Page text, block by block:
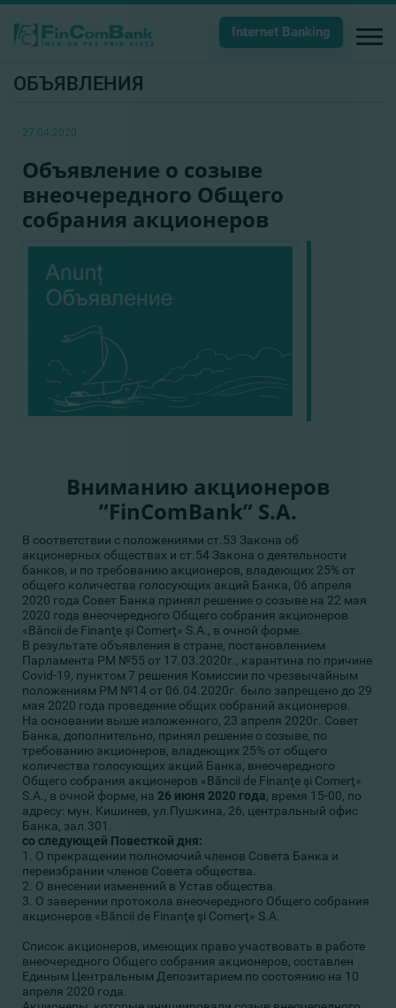
Internet Banking
ОБЪЯВЛЕНИЯ
27.04.2020
Объявление о созыве
внеочередного Общего
собрания акционеров
Вниманию акционеров
”FinComBank” S.A.
В соответствии с положениями ст.53 Закона об
акционерных обществах и ст.54 Закона о деятельности
банков, и по требованию акционеров, владеющих 25% от
общего количества голосующих акций Банка, 06 апреля
2020 года Совет Банка принял решение о созыве на 22 мая
2020 года внеочередного Общего собрания акционеров
«Băncii de Finanţe şi Comerţ» S.A., в очной форме.
В результате объявления в стране, постановлением
Парламента РМ №55 от 17.03.2020г., карантина по причине
Covid-19, пунктом 7 решения Комиссии по чрезвычайным
положениям РМ №14 от 06.04.2020г. было запрещено до 29
мая 2020 года проведение общих собраний акционеров.
На основании выше изложенного, 23 апреля 2020г. Совет
Банка, дополнительно, принял решение о созыве, по
требованию акционеров, владеющих 25% от общего
количества голосующих акций Банка, внеочередного
Общего собрания акционеров «Băncii de Finanţe şi Comerţ»
S.A., в очной форме, на 26 июня 2020 года , время 15-00, по
адресу: мун. Кишинев, ул.Пушкина, 26, центральный офис
Банка, зал.301.
со следующей Повесткой дня:
1. О прекращении полномочий членов Совета Банка и
переизбрании членов Совета общества.
2. О внесении изменений в Устав общества.
3. О заверении протокола внеочередного Общего собрания
акционеров «Băncii de Finanţe şi Comerţ» S.A.
Список акционеров, имеющих право участвовать в работе
внеочередного Общего собрания акционеров, составлен
Единым Центральным Депозитарием по состоянию на 10
апреля 2020 года.